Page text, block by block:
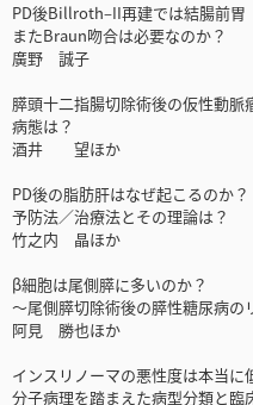
PD後Billroth‒II再建では結腸前胃
またBraun吻合は必要なのか？
廣野 誠子
膵頭十二指腸切除術後の仮性動脈
病態は？
酒井 望ほか
PD後の脂肪肝はなぜ起こるのか？
予防法／治療法とその理論は？
竹之内 晶ほか
β細胞は尾側膵に多いのか？
～尾側膵切除術後の膵性糖尿病の
阿見 勝也ほか
インスリノーマの悪性度は本当に
分子病理を踏まえた病型分類と臨